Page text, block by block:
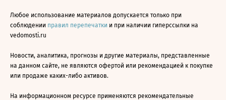
Любое использование материалов допускается только при
соблюдении правил перепечатки и при наличии гиперссылки на
vedomosti.ru
Новости, аналитика, прогнозы и другие материалы, представленные
на данном сайте, не являются офертой или рекомендацией к покупке
или продаже каких-либо активов.
На информационном ресурсе применяются рекомендательные